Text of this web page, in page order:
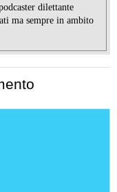
dilettante
ma sempre in ambito